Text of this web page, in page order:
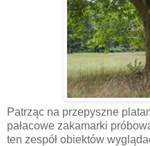
Patrząc na przepyszne
pałacowe zakamarki
ten zespół obiektów